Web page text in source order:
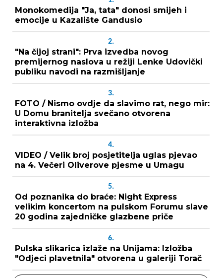
Monokomedija "Ja, tata" donosi smijeh i
emocije u Kazalište Gandusio
2.
"Na čijoj strani": Prva izvedba novog
premijernog naslova u režiji Lenke Udovički
publiku navodi na razmišljanje
3.
FOTO / Nismo ovdje da slavimo rat, nego mir:
U Domu branitelja svečano otvorena
interaktivna izložba
4.
VIDEO / Velik broj posjetitelja uglas pjevao
na 4. Večeri Oliverove pjesme u Umagu
5.
Od poznanika do braće: Night Express
velikim koncertom na pulskom Forumu slave
20 godina zajedničke glazbene priče
6.
Pulska slikarica izlaže na Unijama: Izložba
"Odjeci plavetnila" otvorena u galeriji Torač